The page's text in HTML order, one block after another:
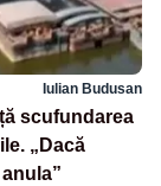
Iulian Budusan
scufundarea
„Dacă